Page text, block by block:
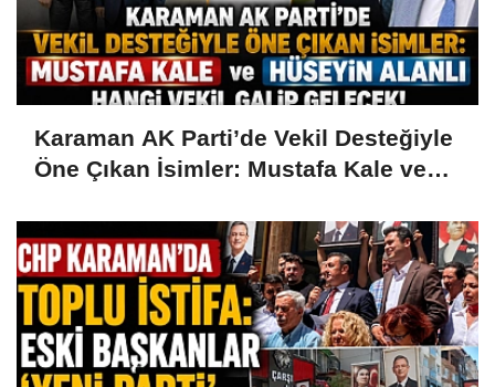
Karaman AK Parti’de Vekil Desteğiyle
Öne Çıkan İsimler: Mustafa Kale ve